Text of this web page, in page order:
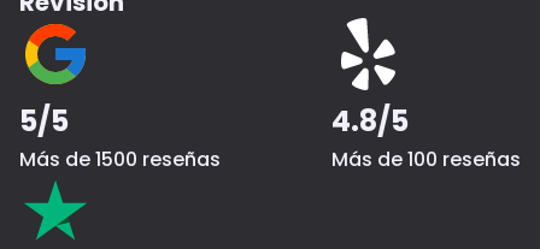
5/5
Más de 1500 reseñas
4.8/5
Más de 100 reseñas